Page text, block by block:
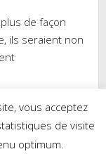
de façon
ils seraient non
UXL Themes
vous acceptez
de visite
optimum.